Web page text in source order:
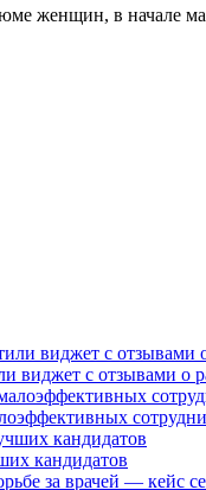
женщин, в начале
виджет с отзывами о
кандидатов